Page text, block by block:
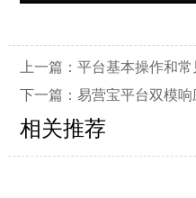
上一篇： 平台基本操作和常
下一篇： 易营宝平台双模
相关推荐